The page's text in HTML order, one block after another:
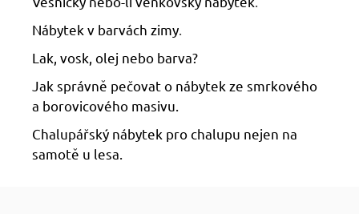
Nábytek v barvách zimy.
Lak, vosk, olej nebo barva?
Jak správně pečovat o nábytek ze smrkového
a borovicového masivu.
Chalupářský nábytek pro chalupu nejen na
samotě u lesa.